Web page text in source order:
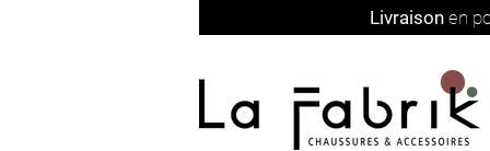
Livraison en